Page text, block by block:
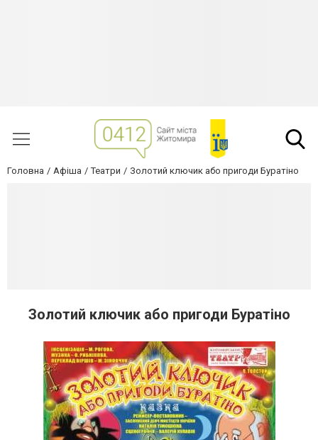
Головна Афіша Театри Золотий ключик або пригоди Буратіно
Золотий ключик або пригоди Буратіно